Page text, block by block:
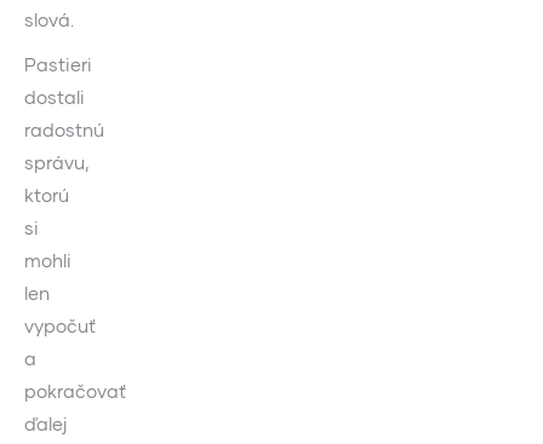
slová.
Pastieri
dostali
radostnú
správu,
ktorú
si
mohli
len
vypočuť
a
pokračovať
ďalej